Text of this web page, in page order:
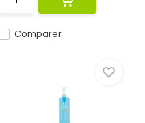
Comparer